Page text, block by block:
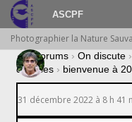
ASCPF
Photographier la Nature
› Forums › On discute ›
diverses › bienvenue à
31 décembre 2022 à 8 h 41